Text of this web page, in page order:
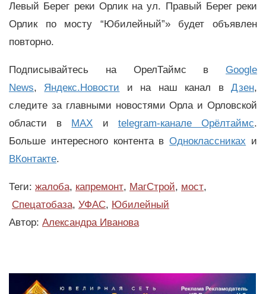
Левый Берег реки Орлик на ул. Правый Берег реки
Орлик по мосту “Юбилейный”» будет объявлен
повторно.
Подписывайтесь на ОрелТаймс в Google
News, Яндекс.Новости и на наш канал вДзен,
следите за главными новостями Орла и Орловской
области в MAX и telegram-канале Орёлтаймс.
Больше интересного контента вОдноклассниках и
ВКонтакте.
Теги: жалоба, капремонт, МагСтрой, мост,
Спецатобаза, УФАС, Юбилейный
Автор: Александра Иванова